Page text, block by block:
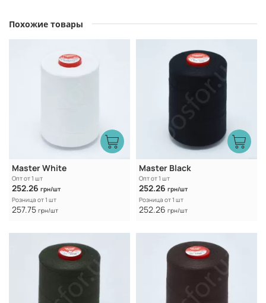
Похожие товары
Master White
Опт от 1 шт
252.26 грн/шт
Розница от 1 шт
257.75 грн/шт
Master Black
Опт от 1 шт
252.26 грн/шт
Розница от 1 шт
252.26 грн/шт